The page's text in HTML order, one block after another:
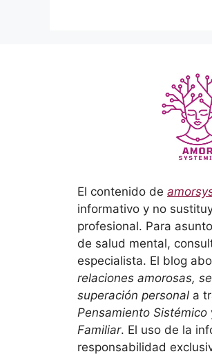
El contenido de
informativo y no
profesional. Para
de salud mental,
especialista. El blog
relaciones amorosas,
superación personal a
Pensamiento Sistémico
Familiar. El uso de la
responsabilidad